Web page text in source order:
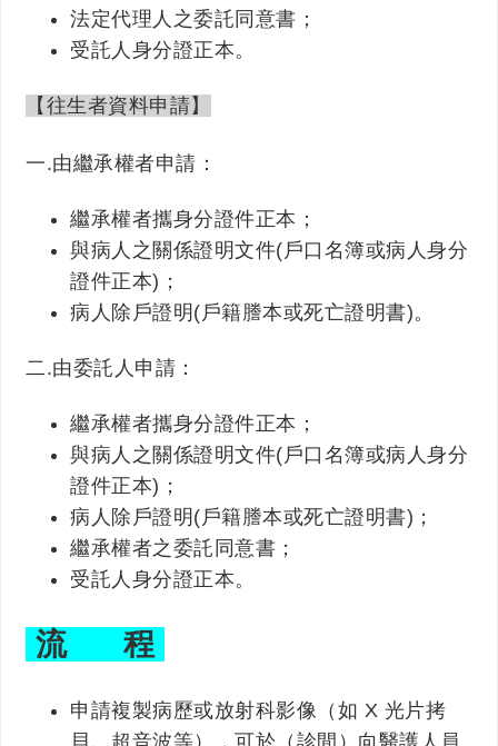
法定代理人之委託同意書；
受託人身分證正本。
【往生者資料申請】
一.由繼承權者申請：
繼承權者攜身分證件正本；
與病人之關係證明文件(戶口名簿或病人身分
證件正本)；
病人除戶證明(戶籍謄本或死亡證明書)。
二.由委託人申請：
繼承權者攜身分證件正本；
與病人之關係證明文件(戶口名簿或病人身分
證件正本)；
病人除戶證明(戶籍謄本或死亡證明書)；
繼承權者之委託同意書；
受託人身分證正本。
流 程
申請複製病歷或放射科影像（如 X 光片拷
貝、超音波等），可於（診間）向醫護人員